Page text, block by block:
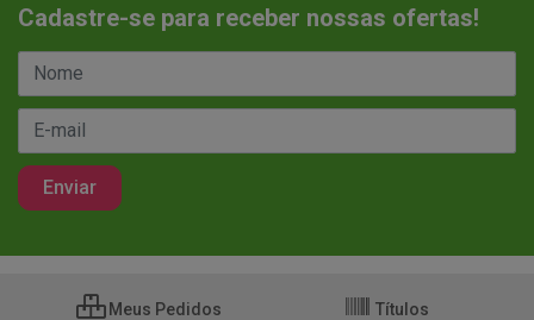
Cadastre-se para receber nossas ofertas!
Meus Pedidos Títulos